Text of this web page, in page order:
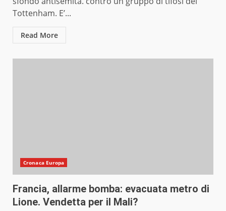
Tottenham. E’...
Read More
Cronaca Europa
Francia, allarme bomba: evacuata metro di
Lione. Vendetta per il Mali?